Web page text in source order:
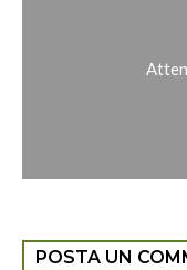
POSTA UN